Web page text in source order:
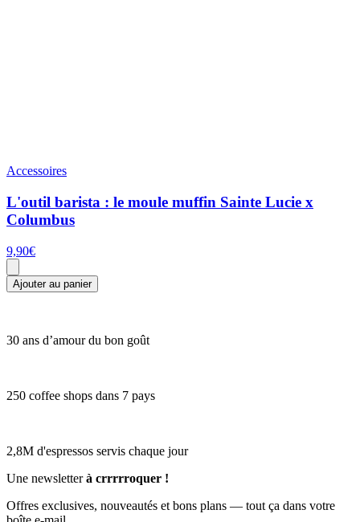
Accessoires
L'outil barista : le moule muffin Sainte Lucie x
Columbus
9,90€
Ajouter au panier
30 ans d’amour du bon goût
250 coffee shops dans 7 pays
2,8M d'espressos servis chaque jour
Une newsletterà crrrrroquer !
Offres exclusives, nouveautés et bons plans — tout ça dans votre